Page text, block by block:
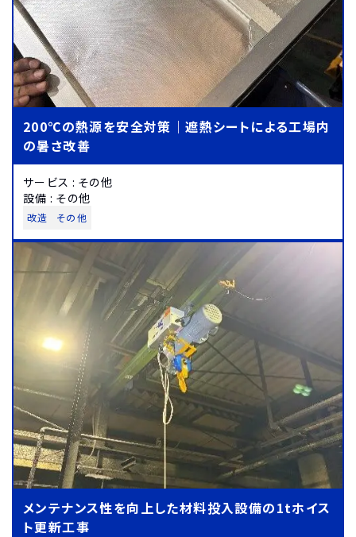
200℃の熱源を安全対策｜遮熱シートによる工場内
の暑さ改善
サービス : その他
設備 : その他
改造 その他
メンテナンス性を向上した材料投入設備の1tホイス
ト更新工事